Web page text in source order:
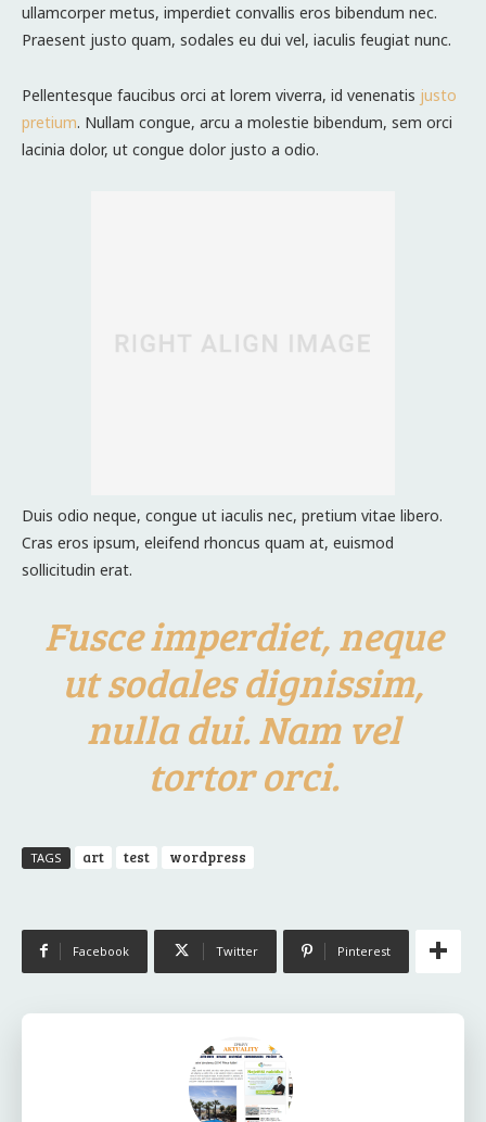
ullamcorper metus, imperdiet convallis eros bibendum nec.
Praesent justo quam, sodales eu dui vel, iaculis feugiat nunc.
Pellentesque faucibus orci at lorem viverra, id venenatis justo
pretium. Nullam congue, arcu a molestie bibendum, sem orci
lacinia dolor, ut congue dolor justo a odio.
Duis odio neque, congue ut iaculis nec, pretium vitae libero.
Cras eros ipsum, eleifend rhoncus quam at, euismod
sollicitudin erat.
Fusce imperdiet, neque
ut sodales dignissim,
nulla dui. Nam vel
tortor orci.
TAGS art test wordpress
Facebook Twitter Pinterest